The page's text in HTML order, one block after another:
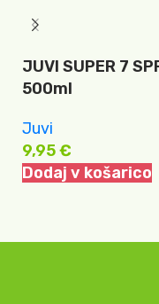
JUVI SUPER 7
500ml
Juvi
9,95€
Dodaj v košarico